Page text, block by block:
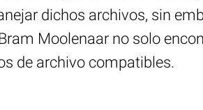
dichos archivos, sin
Moolenaar no solo
de archivo compatibles.